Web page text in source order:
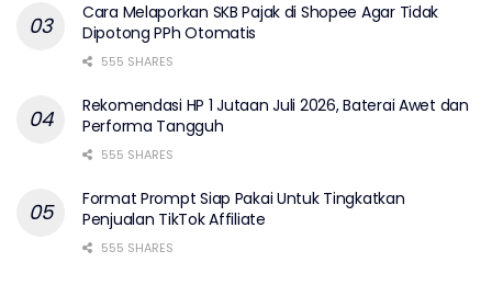
Cara Melaporkan SKB Pajak di Shopee Agar Tidak
Dipotong PPh Otomatis
555 SHARES
Rekomendasi HP 1 Jutaan Juli 2026, Baterai Awet dan
Performa Tangguh
555 SHARES
Format Prompt Siap Pakai Untuk Tingkatkan
Penjualan TikTok Affiliate
555 SHARES